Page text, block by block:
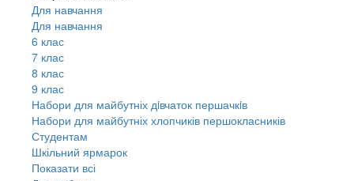
Для навчання
Для навчання
6 клас
7 клас
8 клас
9 клас
Набори для майбутніх дiвчаток першачкiв
Набори для майбутніх хлопчиків першокласників
Студентам
Шкільний ярмарок
Показати всі